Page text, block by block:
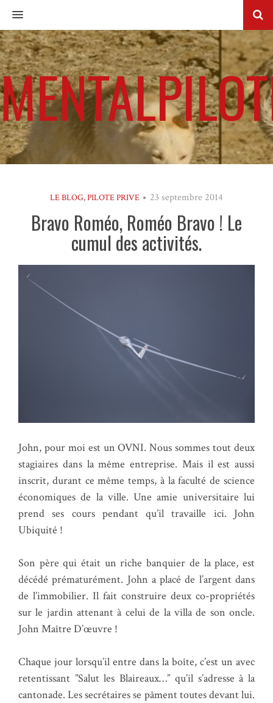
MENU
LE BLOG,PILOTE PRIVE 23 septembre 2014
Bravo Roméo, Roméo Bravo ! Le
cumul des activités.
John, pour moi est un OVNI. Nous sommes tout deux
stagiaires dans la même entreprise. Mais il est aussi
inscrit, durant ce même temps, à la faculté de science
économiques de la ville. Une amie universitaire lui
prend ses cours pendant qu’il travaille ici. John
Ubiquité !
Son père qui était un riche banquier de la place, est
décédé prématurément. John a placé de l’argent dans
de l’immobilier. Il fait construire deux co-propriétés
sur le jardin attenant à celui de la villa de son oncle.
John Maître D’œuvre !
Chaque jour lorsqu’il entre dans la boîte, c’est un avec
retentissant ”Salut les Blaireaux…” qu’il s’adresse à la
cantonade. Les secrétaires se pâment toutes devant lui.